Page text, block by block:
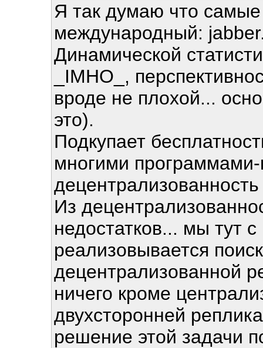
Я так думаю что
международный:
Динамической
_IMHO_,
вроде не плохой...
это).
Подкупает
многими
Из
недостатков... мы тут
реализовывается
децентрализованной
ничего кроме
двухсторонней
решение этой задачи